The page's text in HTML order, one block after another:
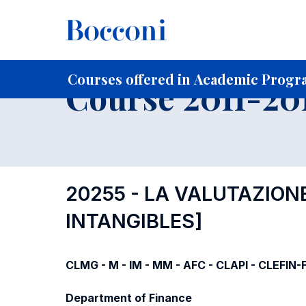
Courses offered in Academic
Home For current Students
Course 2011-
20255 - LA
INTANGIBLES]
CLMG - M - IM - MM - AFC - CLAPI -
Department of Finance